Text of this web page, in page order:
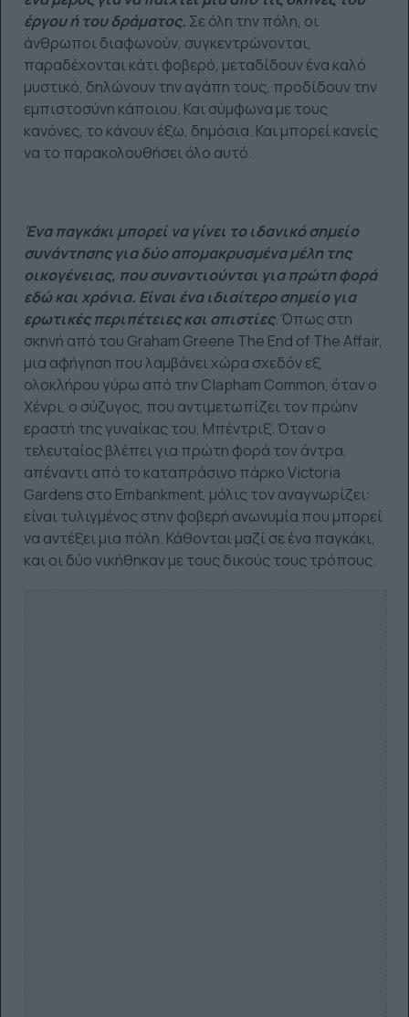
έργου ή του δράματος. Σε όλη την πόλη, οι
άνθρωποι διαφωνούν, συγκεντρώνονται,
παραδέχονται κάτι φοβερό, μεταδίδουν ένα καλό
μυστικό, δηλώνουν την αγάπη τους, προδίδουν την
εμπιστοσύνη κάποιου. Και σύμφωνα με τους
κανόνες, το κάνουν έξω, δημόσια. Και μπορεί κανείς
να το παρακολουθήσει όλο αυτό.
Ένα παγκάκι μπορεί να γίνει το ιδανικό σημείο
συνάντησης για δύο απομακρυσμένα μέλη της
οικογένειας, που συναντιούνται για πρώτη φορά
εδώ και χρόνια. Είναι ένα ιδιαίτερο σημείο για
ερωτικές περιπέτειες και απιστίες. Όπως στη
σκηνή από του Graham Greene The End of The Affair,
μια αφήγηση που λαμβάνει χώρα σχεδόν εξ
ολοκλήρου γύρω από την Clapham Common, όταν ο
Χένρι, ο σύζυγος, που αντιμετωπίζει τον πρώην
εραστή της γυναίκας του, Μπέντριξ. Όταν ο
τελευταίος βλέπει για πρώτη φορά τον άντρα,
απέναντι από το καταπράσινο πάρκο Victoria
Gardens στο Embankment, μόλις τον αναγνωρίζει:
είναι τυλιγμένος στην φοβερή ανωνυμία που μπορεί
να αντέξει μια πόλη. Κάθονται μαζί σε ένα παγκάκι,
και οι δύο νικήθηκαν με τους δικούς τους τρόπους.